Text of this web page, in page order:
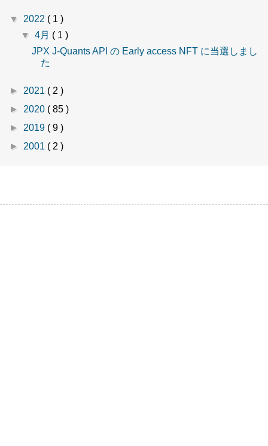
▼ 2022 ( 1 )
▼4月 ( 1 )
JPX J-Quants API の Early access NFT に当選しまし
た
► 2021 ( 2 )
► 2020 ( 85 )
► 2019 ( 9 )
► 2001 ( 2 )